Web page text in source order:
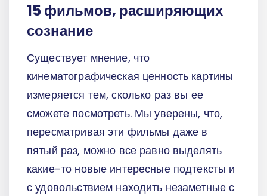
15 фильмов, расширяющих
сознание
Существует мнение, что
кинематографическая ценность картины
измеряется тем, сколько раз вы ее
сможете посмотреть. Мы уверены, что,
пересматривая эти фильмы даже в
пятый раз, можно все равно выделять
какие-то новые интересные подтексты и
с удовольствием находить незаметные с